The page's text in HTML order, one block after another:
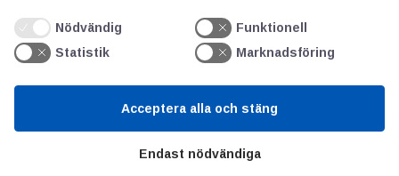
Kontakt
GDPR
Kunskapscentrum
Nödvändig
Funktionell
Statistik
Marknadsföring
Endast nödvändiga
Acceptera alla och stäng